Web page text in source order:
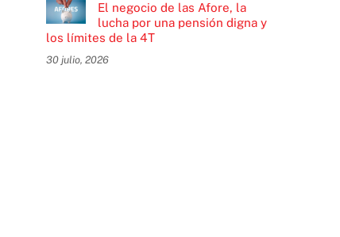
El negocio de las Afore, la
lucha por una pensión digna y
los límites de la 4T
30 julio, 2026